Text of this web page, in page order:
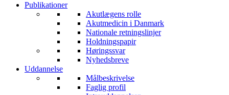
Publikationer
Akutlægens rolle
Akutmedicin i Danmark
Nationale retningslinjer
Holdningspapir
Høringssvar
Nyhedsbreve
Uddannelse
Målbeskrivelse
Faglig profil